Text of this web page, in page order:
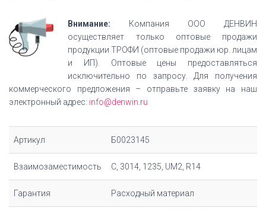
Внимание: Компания ООО ДЕНВИН
осуществляет только оптовые продажи
продукции ТРОФИ (оптовые продажи юр. лицам
и ИП). Оптовые цены предоставляться
исключительно по запросу. Для получения
коммерческого предложения – отправьте заявку на наш
электронный адрес: info@denwin.ru
Артикул Б0023145
Взаимозаместимость C, 3014, 1235, UM2, R14
Гарантия Расходный материал